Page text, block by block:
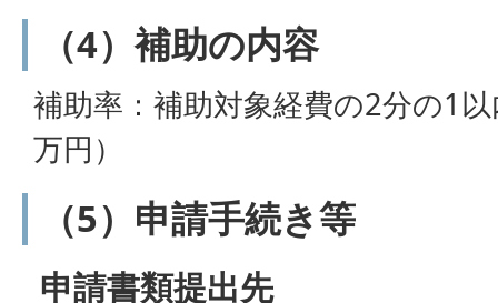
（4）補助の内容
補助率：補助対象経費の2分の1
万円）
（5）申請手続き等
申請書類提出先